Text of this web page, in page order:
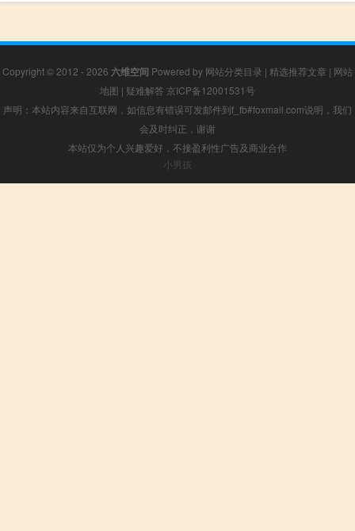
Copyright © 2012 - 2026 六维空间 Powered by 网站分类目录 | 精选推荐文章 | 网站
地图 | 疑难解答 京ICP备12001531号
声明：本站内容来自互联网，如信息有错误可发邮件到f_fb#foxmail.com说明，我们
会及时纠正，谢谢
本站仅为个人兴趣爱好，不接盈利性广告及商业合作
小男孩